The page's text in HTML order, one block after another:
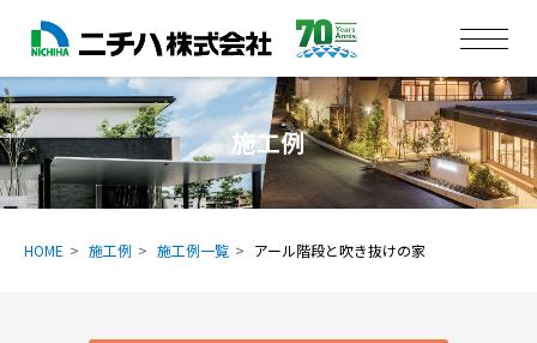
施工例
HOME 施工例 施工例一覧 アール階段と吹き抜けの家